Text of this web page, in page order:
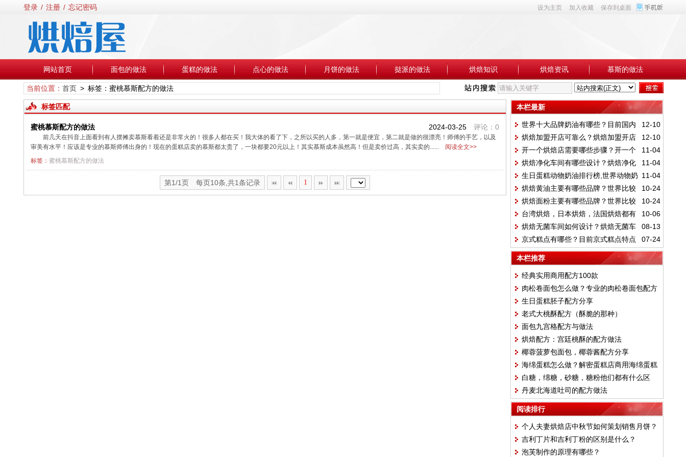
登录 / 注册 / 忘记密码 设为主页 加入收藏 保存到桌面
网站首页 面包的做法 蛋糕的做法 点心的做法 月饼的做法 挞派的做法 烘焙知识 烘焙资讯 慕斯的做法
当前位置： 首页> 标签：蜜桃慕斯配方的做法
标签匹配
2024-03-25评论：0
蜜桃慕斯配方的做法
前几天在抖音上面看到有人摆摊卖慕斯看着还是非常火的！很多人都在买！我大体的看了下，之所以买的人多，第一就是便宜，第二就是做的很漂亮！师傅的手艺，以及
审美有水平！应该是专业的慕斯师傅出身的！现在的蛋糕店卖的慕斯都太贵了，一块都要20元以上！其实慕斯成本虽然高！但是卖价过高，其实卖的......
阅读全文>>
标签： 蜜桃慕斯配方的做法
第1/1页 每页10条,共1条记录 1
本栏最新
12-10
世界十大品牌奶油有哪些？目前国内
使用最多的奶油品牌有哪些？
12-10
烘焙加盟开店可靠么？烘焙加盟开店
有哪些骗局？
11-04
开一个烘焙店需要哪些步骤？开一个
烘焙店需要多少成本？
11-04
烘焙净化车间有哪些设计？烘焙净化
车间的标准有哪些？
11-04
生日蛋糕动物奶油排行榜,世界动物奶
油品牌有哪些？
10-24
烘焙黄油主要有哪些品牌？世界比较
知名的烘焙黄油有哪些？
10-24
烘焙面粉主要有哪些品牌？世界比较
知名的烘焙面粉有哪些？
10-06
台湾烘焙，日本烘焙，法国烘焙都有
哪些特点？
08-13
烘焙无菌车间如何设计？烘焙无菌车
间的除菌流程有哪些？
07-24
京式糕点有哪些？目前京式糕点特点
是什么？
本栏推荐
经典实用商用配方100款
肉松卷面包怎么做？专业的肉松卷面包配方
分享
生日蛋糕胚子配方分享
老式大桃酥配方（酥脆的那种）
面包九宫格配方与做法
烘焙配方：宫廷桃酥的配方做法
椰蓉菠萝包面包，椰蓉酱配方分享
海绵蛋糕怎么做？解密蛋糕店商用海绵蛋糕
配方
白糖，绵糖，砂糖，糖粉他们都有什么区
别？
丹麦北海道吐司的配方做法
阅读排行
个人夫妻烘焙店中秋节如何策划销售月饼？
吉利丁片和吉利丁粉的区别是什么？
泡芙制作的原理有哪些？